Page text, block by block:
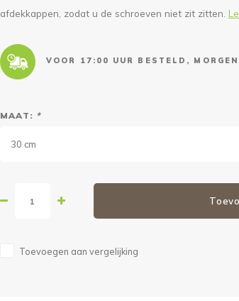
afdekkappen, zodat u de schroeven niet zit zitten.
VOOR 17:00 UUR BESTELD,
MAAT: *
30 cm
Toevoegen aan vergelijking